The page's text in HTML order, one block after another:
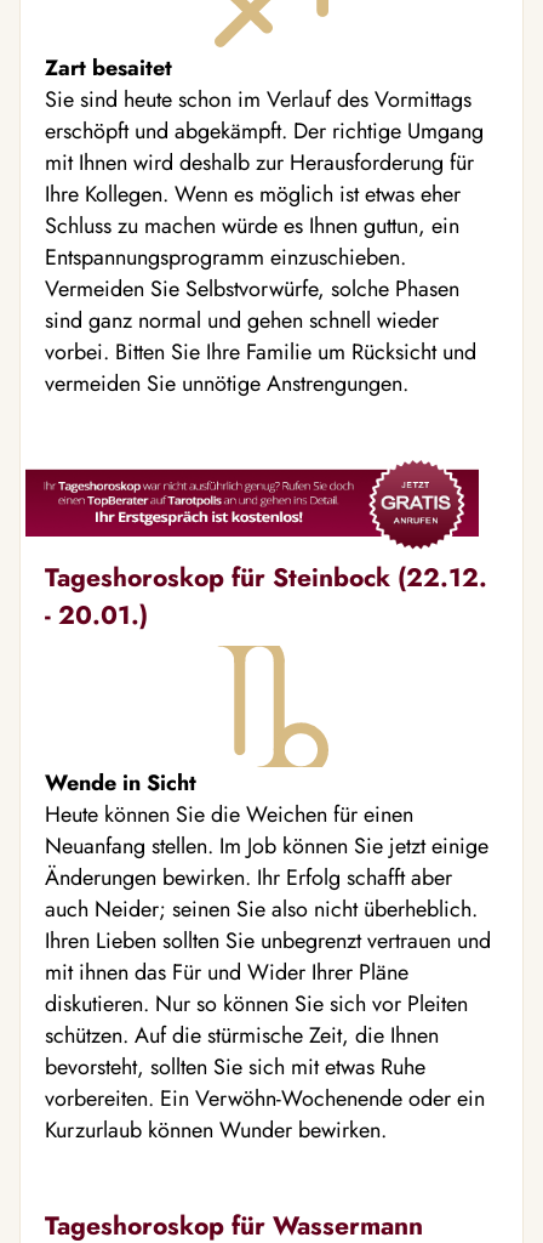
Zart besaitet
Sie sind heute schon im Verlauf des Vormittags
erschöpft und abgekämpft. Der richtige Umgang
mit Ihnen wird deshalb zur Herausforderung für
Ihre Kollegen. Wenn es möglich ist etwas eher
Schluss zu machen würde es Ihnen guttun, ein
Entspannungsprogramm einzuschieben.
Vermeiden Sie Selbstvorwürfe, solche Phasen
sind ganz normal und gehen schnell wieder
vorbei. Bitten Sie Ihre Familie um Rücksicht und
vermeiden Sie unnötige Anstrengungen.
Tageshoroskop für Steinbock (22.12.
- 20.01.)
Wende in Sicht
Heute können Sie die Weichen für einen
Neuanfang stellen. Im Job können Sie jetzt einige
Änderungen bewirken. Ihr Erfolg schafft aber
auch Neider; seinen Sie also nicht überheblich.
Ihren Lieben sollten Sie unbegrenzt vertrauen und
mit ihnen das Für und Wider Ihrer Pläne
diskutieren. Nur so können Sie sich vor Pleiten
schützen. Auf die stürmische Zeit, die Ihnen
bevorsteht, sollten Sie sich mit etwas Ruhe
vorbereiten. Ein Verwöhn-Wochenende oder ein
Kurzurlaub können Wunder bewirken.
Tageshoroskop für Wassermann